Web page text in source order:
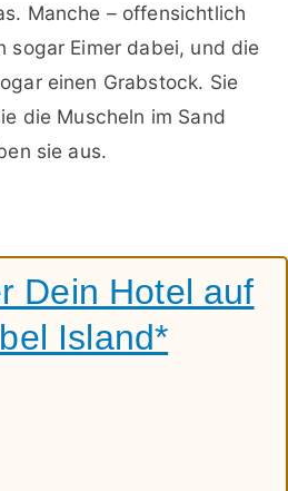
Manche – offensichtlich
sogar Eimer dabei, und die
einen Grabstock. Sie
die Muscheln im Sand
sie aus.
Dein Hotel auf
Island*